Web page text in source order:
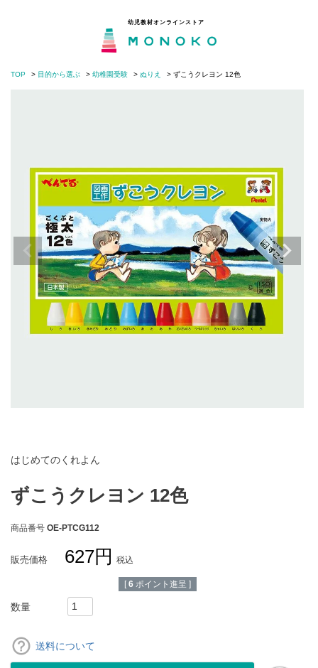
幼児教材オンラインストア
TOP 目的から選ぶ 幼稚園受験 ぬりえ ずこうクレヨン 12色
はじめてのくれよん
ずこうクレヨン 12色
商品番号 OE-PTCG112
販売価格 627 税込
[ 6 ポイント進呈 ]
送料について
MONOKOとは
年齢から選ぶ
モンテッソーリの分野から選ぶ
知育・子育てコラム
閉じる